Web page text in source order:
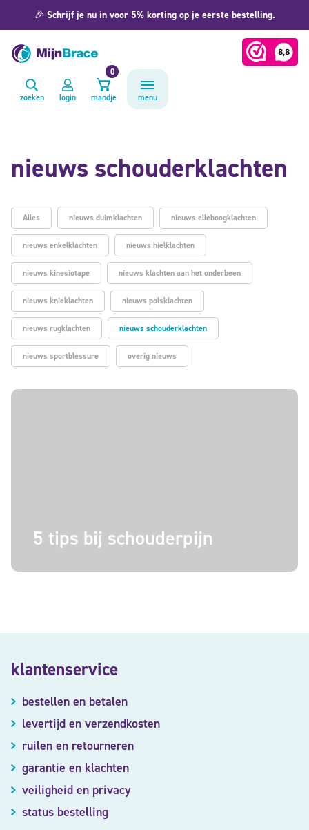
🎉 Schrijf je nu in voor 5% korting op je eerste bestelling.
zoeken login mandje
0
menu
nieuws schouderklachten
Alles nieuws duimklachten nieuws elleboogklachten
nieuws enkelklachten nieuws hielklachten
nieuws kinesiotape nieuws klachten aan het onderbeen
nieuws knieklachten nieuws polsklachten
nieuws rugklachten nieuws schouderklachten
nieuws sportblessure overig nieuws
5 tips bij schouderpijn
klantenservice
bestellen en betalen
levertijd en verzendkosten
ruilen en retourneren
garantie en klachten
veiligheid en privacy
status bestelling